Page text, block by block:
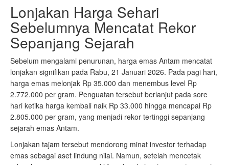
Lonjakan Harga Sehari
Sebelumnya Mencatat Rekor
Sepanjang Sejarah
Sebelum mengalami penurunan, harga emas Antam mencatat
lonjakan signifikan pada Rabu, 21 Januari 2026. Pada pagi hari,
harga emas melonjak Rp 35.000 dan menembus level Rp
2.772.000 per gram. Penguatan tersebut berlanjut pada sore
hari ketika harga kembali naik Rp 33.000 hingga mencapai Rp
2.805.000 per gram, yang menjadi rekor tertinggi sepanjang
sejarah emas Antam.
Lonjakan tajam tersebut mendorong minat investor terhadap
emas sebagai aset lindung nilai. Namun, setelah mencetak